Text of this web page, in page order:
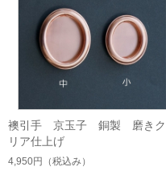
襖引手 京玉子 銅製 磨きク
リア仕上げ
4,950円 （税込み）